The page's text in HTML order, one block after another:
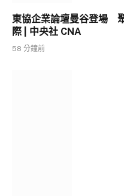
東協企業論壇曼谷登場
際 | 中央社 CNA
58 分鐘前